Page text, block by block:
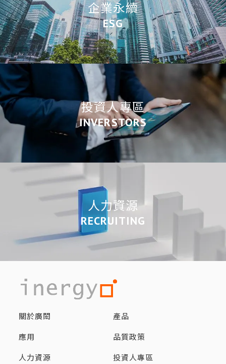
企業永續
ESG
投資人專區
INVERSTORS
人力資源
RECRUITING
關於廣閎 產品
應用 品質政策
人力資源 投資人專區